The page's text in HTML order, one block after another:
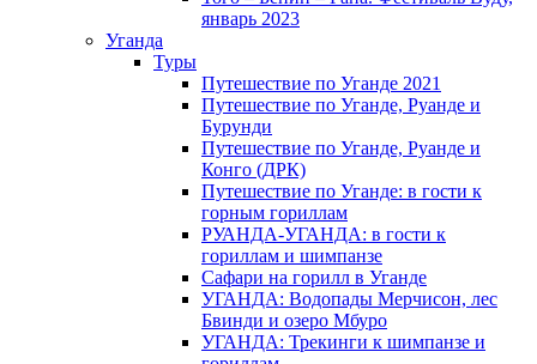
январь 2023
Уганда
Туры
Путешествие по Уганде 2021
Путешествие по Уганде, Руанде и
Бурунди
Путешествие по Уганде, Руанде и
Конго (ДРК)
Путешествие по Уганде: в гости к
горным гориллам
РУАНДА-УГАНДА: в гости к
гориллам и шимпанзе
Сафари на горилл в Уганде
УГАНДА: Водопады Мерчисон, лес
Бвинди и озеро Мбуро
УГАНДА: Трекинги к шимпанзе и